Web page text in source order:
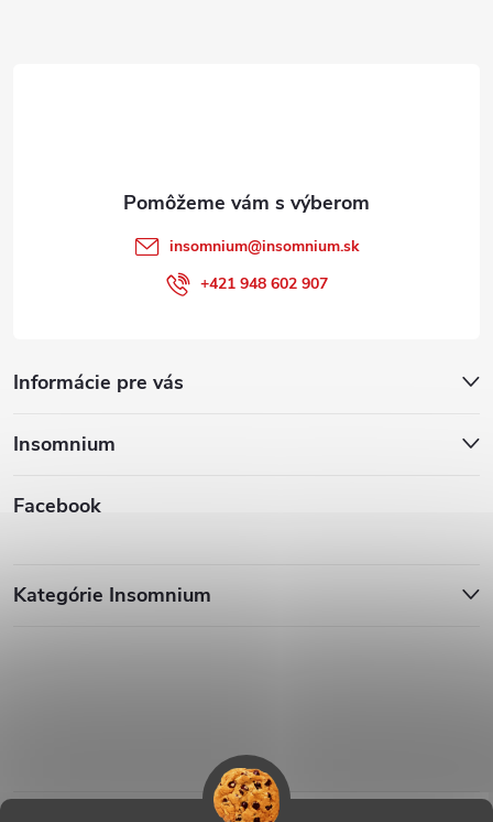
Informácie pre vás
Insomnium
Facebook
insomnium@insomnium.sk
+421 948 602 907
Kategórie Insomnium